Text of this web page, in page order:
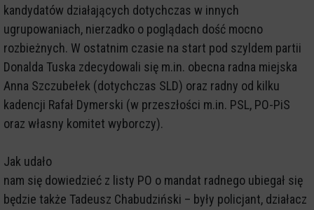
kandydatów działających dotychczas w innych
ugrupowaniach, nierzadko o poglądach dość mocno
rozbieżnych. W ostatnim czasie na start pod szyldem partii
Donalda Tuska zdecydowali się m.in. obecna radna miejska
Anna Szczubełek (dotychczas SLD) oraz radny od kilku
kadencji Rafał Dymerski (w przeszłości m.in. PSL, PO-PiS
oraz własny komitet wyborczy).
Jak udało
nam się dowiedzieć z listy PO o mandat radnego ubiegał się
będzie także Tadeusz Chabudziński – były policjant, działacz